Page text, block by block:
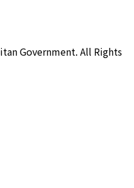
Government. All Rights